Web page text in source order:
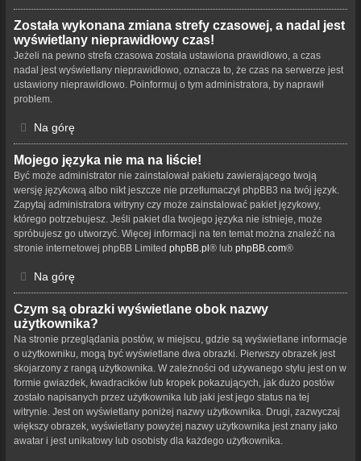
Została wykonana zmiana strefy czasowej, a nadal jest
wyświetlany nieprawidłowy czas!
Jeżeli na pewno strefa czasowa została ustawiona prawidłowo, a czas
nadal jest wyświetlany nieprawidłowo, oznacza to, że czas na serwerze jest
ustawiony nieprawidłowo. Poinformuj o tym administratora, by naprawił
problem.
Na górę
Mojego języka nie ma na liście!
Być może administrator nie zainstalował pakietu zawierającego twoją
wersję językową albo nikt jeszcze nie przetłumaczył phpBB3 na twój język.
Zapytaj administratora witryny czy może zainstalować pakiet językowy,
którego potrzebujesz. Jeśli pakiet dla twojego języka nie istnieje, może
spróbujesz go utworzyć. Więcej informacji na ten temat można znaleźć na
stronie internetowej phpBB Limited phpBB.pl® lub phpBB.com®
Na górę
Czym są obrazki wyświetlane obok nazwy
użytkownika?
Na stronie przeglądania postów, w miejscu, gdzie są wyświetlane informacje
o użytkowniku, mogą być wyświetlane dwa obrazki. Pierwszy obrazek jest
skojarzony z rangą użytkownika. W zależności od używanego stylu jest on w
formie gwiazdek, kwadracików lub kropek pokazujących, jak dużo postów
zostało napisanych przez użytkownika lub jaki jest jego status na tej
witrynie. Jest on wyświetlany poniżej nazwy użytkownika. Drugi, zazwyczaj
większy obrazek, wyświetlany powyżej nazwy użytkownika jest znany jako
awatar i jest unikatowy lub osobisty dla każdego użytkownika.